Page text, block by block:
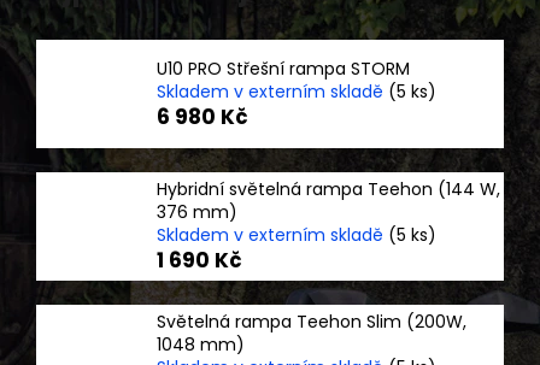
U10 PRO Střešní rampa STORM
Skladem v externím skladě (5 ks)
6 980 Kč
Hybridní světelná rampa Teehon (144 W,
376 mm)
Skladem v externím skladě (5 ks)
1 690 Kč
Světelná rampa Teehon Slim (200W,
1048 mm)
p
o
t
e
b
j
e
e